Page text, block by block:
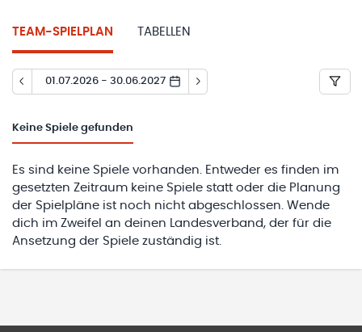
TEAM-SPIELPLAN TABELLEN
01.07.2026 - 30.06.2027
Keine Spiele gefunden
Es sind keine Spiele vorhanden. Entweder es finden im
gesetzten Zeitraum keine Spiele statt oder die Planung
der Spielpläne ist noch nicht abgeschlossen. Wende
dich im Zweifel an deinen Landesverband, der für die
Ansetzung der Spiele zuständig ist.